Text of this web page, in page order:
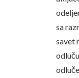
sa
savet